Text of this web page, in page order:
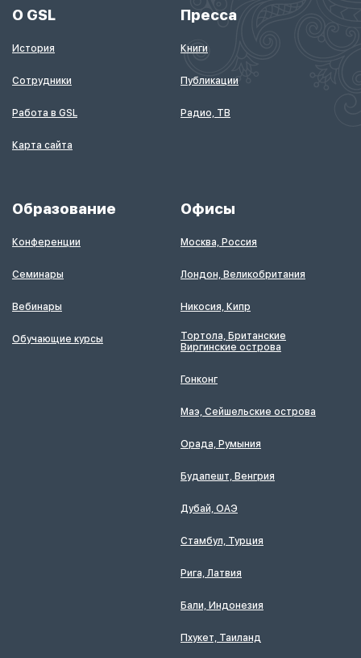
О GSL
История
Сотрудники
Работа в GSL
Карта сайта
Пресса
Книги
Публикации
Радио, ТВ
Образование
Конференции
Семинары
Вебинары
Обучающие курсы
Офисы
Москва, Россия
Лондон, Великобритания
Никосия, Кипр
Тортола, Британские
Виргинские острова
Гонконг
Маэ, Сейшельские острова
Орада, Румыния
Будапешт, Венгрия
Дубай, ОАЭ
Стамбул, Турция
Рига, Латвия
Бали, Индонезия
Пхукет, Таиланд